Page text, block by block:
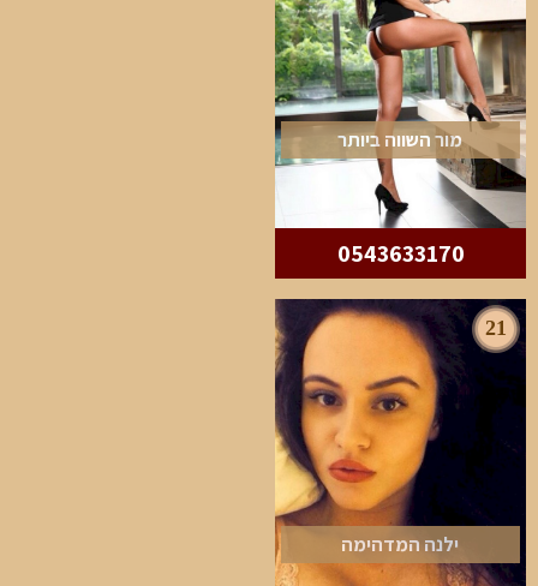
מור השווה ביותר
0543633170
21
ילנה המדהימה